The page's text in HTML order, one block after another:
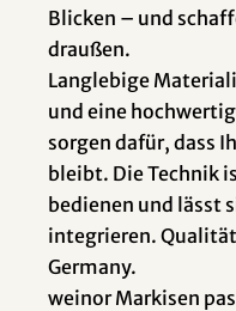
Blicken – und
draußen.
Langlebige
und eine
sorgen dafür, dass
bleibt. Die Technik
bedienen und lässt
integrieren.
Germany.
weinor Markisen